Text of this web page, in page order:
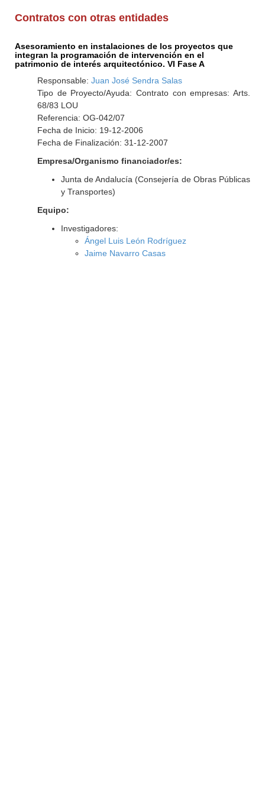
Contratos con otras entidades
Asesoramiento en instalaciones de los proyectos que
integran la programación de intervención en el
patrimonio de interés arquitectónico. VI Fase A
Responsable: Juan José Sendra Salas
Tipo de Proyecto/Ayuda: Contrato con empresas: Arts.
68/83 LOU
Referencia: OG-042/07
Fecha de Inicio: 19-12-2006
Fecha de Finalización: 31-12-2007
Empresa/Organismo financiador/es:
Junta de Andalucía (Consejería de Obras Públicas
y Transportes)
Equipo:
Investigadores:
Ángel Luis León Rodríguez
Jaime Navarro Casas